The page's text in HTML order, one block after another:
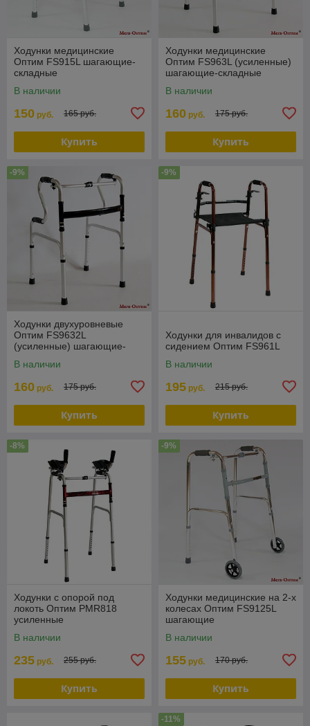
Ходунки медицинские
Оптим FS915L шагающие-
складные
В наличии
150 руб. 165 руб.
Купить
Ходунки медицинские
Оптим FS963L (усиленные)
шагающие-складные
В наличии
160 руб. 175 руб.
Купить
-9%
Ходунки двухуровневые
Оптим FS9632L
(усиленные) шагающие-
В наличии
160 руб. 175 руб.
Купить
-9%
Ходунки для инвалидов с
сидением Оптим FS961L
В наличии
195 руб. 215 руб.
Купить
-8%
Ходунки с опорой под
локоть Оптим PMR818
усиленные
В наличии
235 руб. 255 руб.
Купить
-9%
Ходунки медицинские на 2-х
колесах Оптим FS9125L
шагающие
В наличии
155 руб. 170 руб.
Купить
-11%